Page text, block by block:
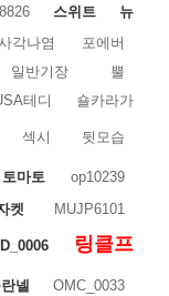
8826 스위트
뉴
각나염
포에버
일반기장
뿔
테디 숄카라가
섹시 뒷모습
토마토
op10239
켓 MUJP6101
링클프
넬
OMC_0033